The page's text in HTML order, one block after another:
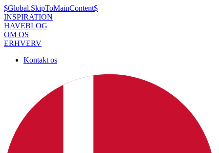
$Global.SkipToMainContent$
INSPIRATION
HAVEBLOG
OM OS
ERHVERV
Kontakt os